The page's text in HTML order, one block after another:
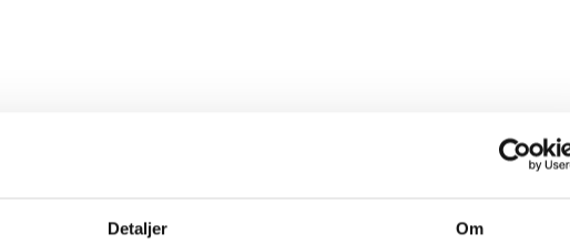
Detaljer Om